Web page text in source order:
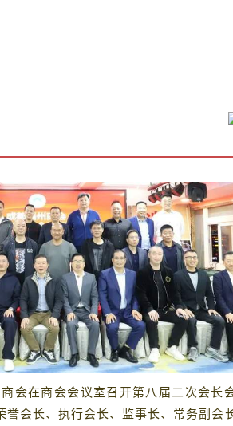
在商会会议室召开第八届二次会长
会长、执行会长、监事长、常务副会